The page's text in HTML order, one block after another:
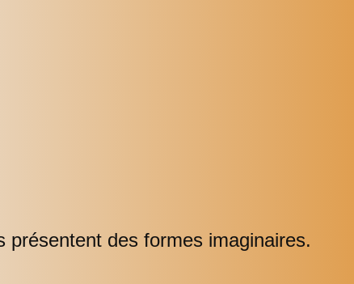
présentent des formes imaginaires.